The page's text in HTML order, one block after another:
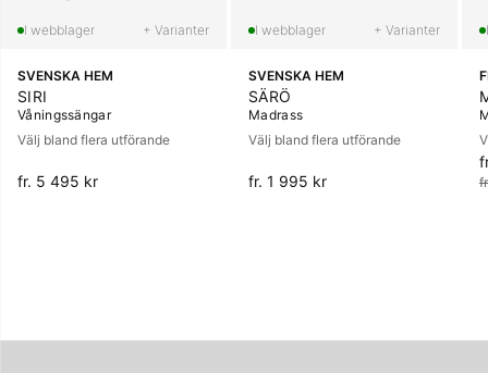
+ Varianter
SVENSKA HEM
SIRI
Våningssängar
Välj bland flera utförande
fr. 5 495 kr
+ Varianter
SVENSKA HEM
SÄRÖ
Madrass
Välj bland flera utförande
fr. 1 995 kr